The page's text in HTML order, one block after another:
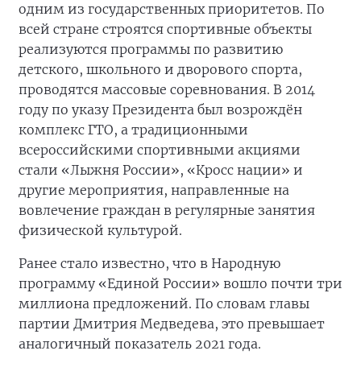
одним из государственных приоритетов. По
всей стране строятся спортивные объекты
реализуются программы по развитию
детского, школьного и дворового спорта,
проводятся массовые соревнования. В 2014
году по указу Президента был возрождён
комплекс ГТО, а традиционными
всероссийскими спортивными акциями
стали «Лыжня России», «Кросс нации» и
другие мероприятия, направленные на
вовлечение граждан в регулярные занятия
физической культурой.
Ранее стало известно, что в Народную
программу «Единой России» вошло почти три
миллиона предложений. По словам главы
партии Дмитрия Медведева, это превышает
аналогичный показатель 2021 года.